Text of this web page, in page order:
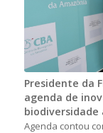
Presidente da
agenda de
biodiversidade
Agenda contou